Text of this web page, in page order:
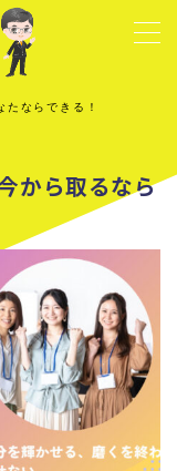
ならできる！
から取るなら